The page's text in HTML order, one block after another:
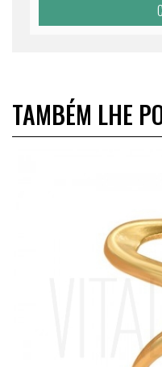
TAMBÉM LHE